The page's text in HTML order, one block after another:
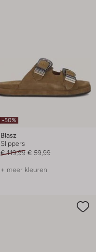
-50%
Blasz
Slippers
€ 119,99 € 59,99
+ meer kleuren